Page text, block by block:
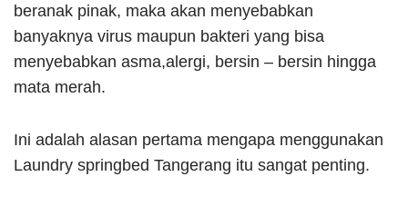
beranak pinak, maka akan menyebabkan
banyaknya virus maupun bakteri yang bisa
menyebabkan asma,alergi, bersin – bersin hingga
mata merah.
Ini adalah alasan pertama mengapa menggunakan
Laundry springbed Tangerang itu sangat penting.